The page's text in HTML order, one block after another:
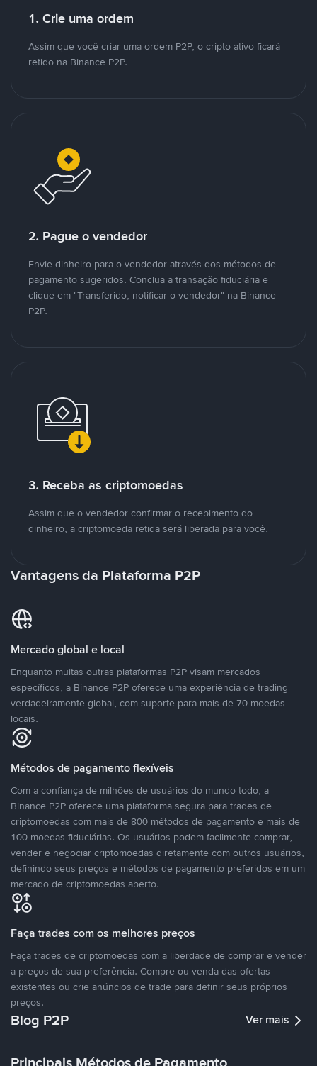
1. Crie uma ordem
Assim que você criar uma ordem P2P, o cripto ativo ficará
retido na Binance P2P.
2. Pague o vendedor
Envie dinheiro para o vendedor através dos métodos de
pagamento sugeridos. Conclua a transação fiduciária e
clique em "Transferido, notificar o vendedor" na Binance
P2P.
3. Receba as criptomoedas
Assim que o vendedor confirmar o recebimento do
dinheiro, a criptomoeda retida será liberada para você.
Vantagens da Plataforma P2P
Mercado global e local
Enquanto muitas outras plataformas P2P visam mercados
específicos, a Binance P2P oferece uma experiência de trading
verdadeiramente global, com suporte para mais de 70 moedas
locais.
Métodos de pagamento flexíveis
Com a confiança de milhões de usuários do mundo todo, a
Binance P2P oferece uma plataforma segura para trades de
criptomoedas com mais de 800 métodos de pagamento e mais de
100 moedas fiduciárias. Os usuários podem facilmente comprar,
vender e negociar criptomoedas diretamente com outros usuários,
definindo seus preços e métodos de pagamento preferidos em um
mercado de criptomoedas aberto.
Faça trades com os melhores preços
Faça trades de criptomoedas com a liberdade de comprar e vender
a preços de sua preferência. Compre ou venda das ofertas
existentes ou crie anúncios de trade para definir seus próprios
preços.
Blog P2P Ver mais